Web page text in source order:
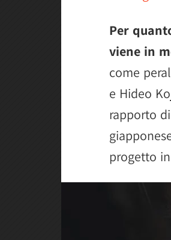
Per
viene in
come
e Hideo
rapporto
progetto